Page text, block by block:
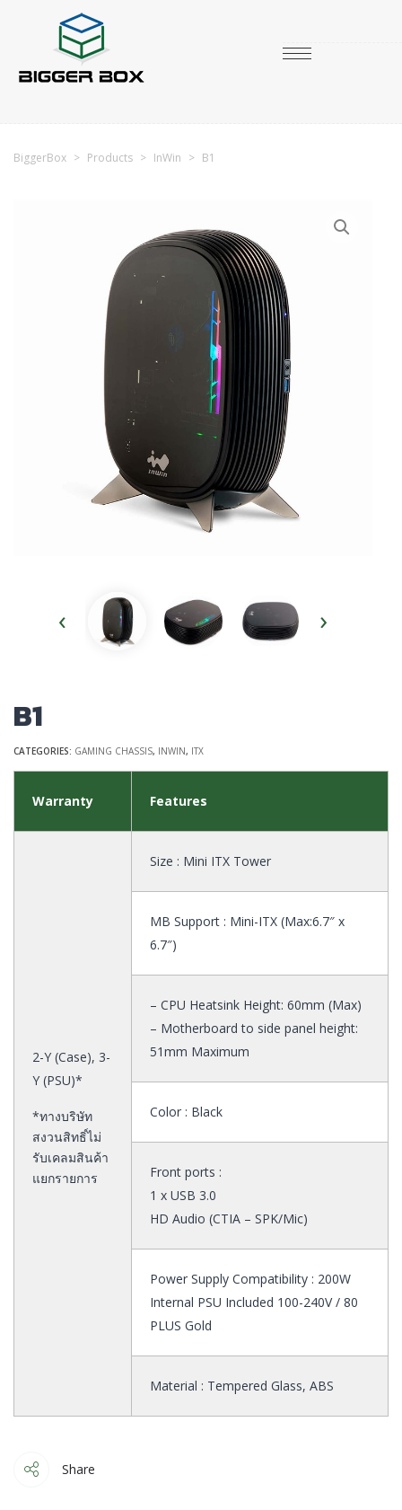
BiggerBox > Products > InWin > B1
‹ ›
B1
CATEGORIES: GAMING CHASSIS, INWIN, ITX
Warranty Features
2-Y (Case), 3-
Y (PSU)*
*ทางบริษัท
สงวนสิทธิ์ไม่
รับเคลมสินค้า
แยกรายการ
Size : Mini ITX Tower
MB Support : Mini-ITX (Max:6.7″ x
6.7″)
– CPU Heatsink Height: 60mm (Max)
– Motherboard to side panel height:
51mm Maximum
Color : Black
Front ports :
1 x USB 3.0
HD Audio (CTIA – SPK/Mic)
Power Supply Compatibility : 200W
Internal PSU Included 100-240V / 80
PLUS Gold
Material : Tempered Glass, ABS
Share